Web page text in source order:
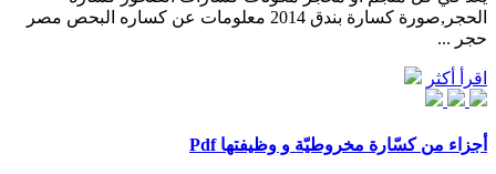
الحجر,صورة كسارة بندق 2014 معلومات عن كساره البحص مصر
حجر ...
اقرأ أكثر
أجزاء من كسّارة مخروطيّة و وظيفتها Pdf